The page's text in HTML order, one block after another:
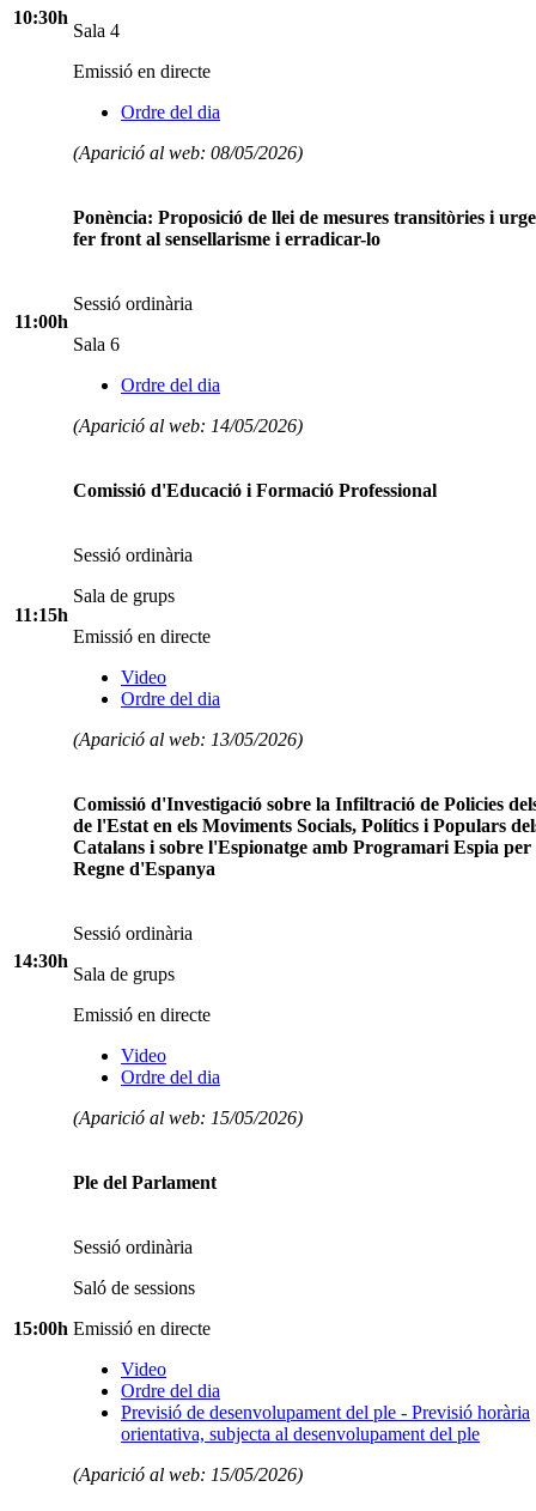
10:30h
Sala 4
Emissió en directe
Ordre del dia
(Aparició al web: 08/05/2026)
11:00h
Ponència: Proposició de llei de mesures transitòries i
fer front al sensellarisme i erradicar-lo
Sessió ordinària
Sala 6
Ordre del dia
(Aparició al web: 14/05/2026)
11:15h
Comissió d'Educació i Formació Professional
Sessió ordinària
Sala de grups
Emissió en directe
Video
Ordre del dia
(Aparició al web: 13/05/2026)
14:30h
Comissió d'Investigació sobre la Infiltració de Policies
de l'Estat en els Moviments Socials, Polítics i Populars
Catalans i sobre l'Espionatge amb Programari Espia
Regne d'Espanya
Sessió ordinària
Sala de grups
Emissió en directe
Video
Ordre del dia
(Aparició al web: 15/05/2026)
15:00h
Ple del Parlament
Sessió ordinària
Saló de sessions
Emissió en directe
Video
Ordre del dia
Previsió de desenvolupament del ple - Previsió horària
orientativa, subjecta al desenvolupament del ple
(Aparició al web: 15/05/2026)